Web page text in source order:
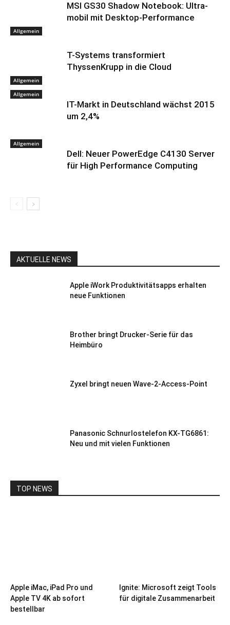
Allgemein
MSI GS30 Shadow Notebook: Ultra-
mobil mit Desktop-Performance
Allgemein
T-Systems transformiert
ThyssenKrupp in die Cloud
Allgemein
IT-Markt in Deutschland wächst 2015
um 2,4%
Allgemein
Dell: Neuer PowerEdge C4130 Server
für High Performance Computing
AKTUELLE NEWS
Apple iWork Produktivitätsapps erhalten
neue Funktionen
Brother bringt Drucker-Serie für das
Heimbüro
Zyxel bringt neuen Wave-2-Access-Point
Panasonic Schnurlostelefon KX-TG6861:
Neu und mit vielen Funktionen
TOP NEWS
Apple iMac, iPad Pro und
Apple TV 4K ab sofort
bestellbar
Ignite: Microsoft zeigt Tools
für digitale Zusammenarbeit